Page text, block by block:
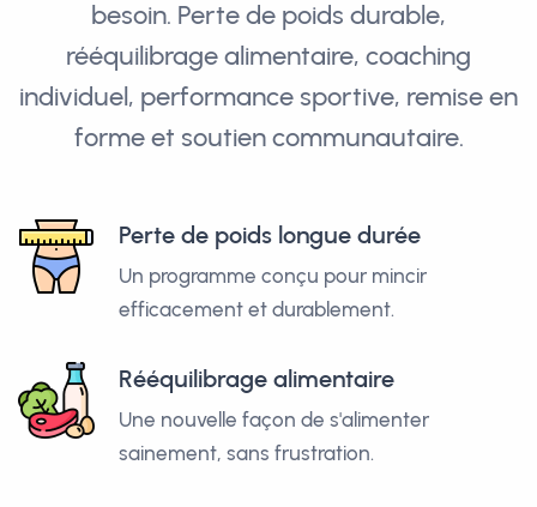
besoin. Perte de poids durable,
rééquilibrage alimentaire, coaching
individuel, performance sportive, remise en
forme et soutien communautaire.
Perte de poids longue durée
Un programme conçu pour mincir
efficacement et durablement.
Rééquilibrage alimentaire
Une nouvelle façon de s'alimenter
sainement, sans frustration.